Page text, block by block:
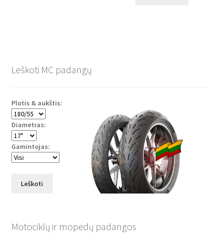
Leškoti MC padangų
Plotis & aukštis:
Diametras:
Gamintojas:
Leškoti
Motociklų ir mopedų padangos